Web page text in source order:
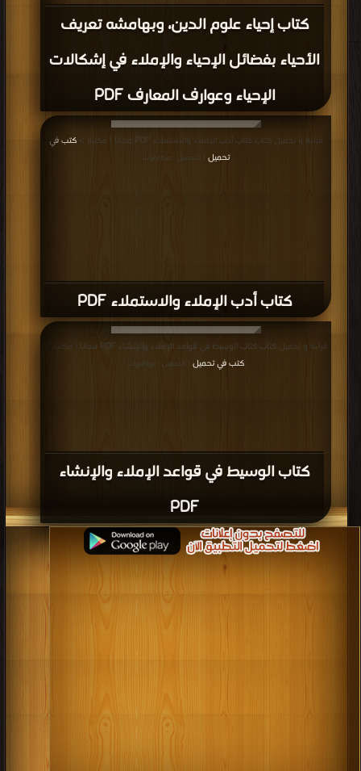
كتاب إحياء علوم الدين، وبهامشه تعريف
الأحياء بفضائل الإحياء والإملاء في إشكالات
الإحياء وعوارف المعارف PDF
كتاب أدب الإملاء والاستملاء PDF
قراءة و تحميل كتاب كتاب أدب الإملاء والاستملاء PDF مجانا | مكتبة >
كتب في
تحميل
| التحميل : مرة/مرات
كتاب الوسيط في قواعد الإملاء والإنشاء
PDF
قراءة و تحميل كتاب كتاب الوسيط في قواعد الإملاء والإنشاء PDF مجانا | مكتبة >
كتب في تحميل
| التحميل : مرة/مرات